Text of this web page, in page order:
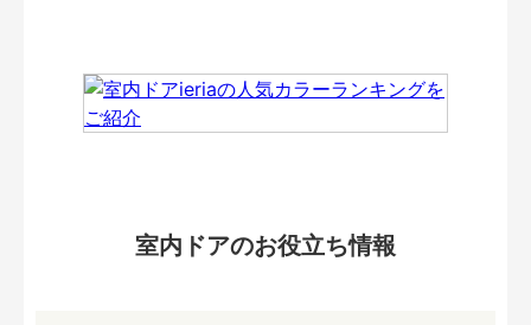
室内ドアのお役立ち情報